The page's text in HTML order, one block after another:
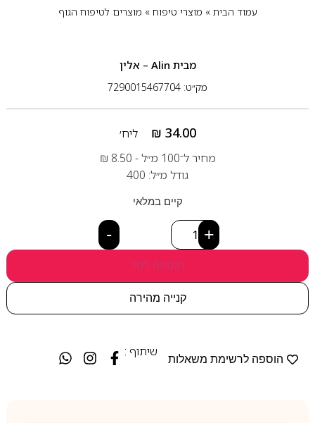
עמוד הבית» מוצרי טיפוח» מוצרים לטיפוח הגוף
מבית Alin – אלין
מק״ט: 7290015467704
₪ 34.00
ליח׳
מחיר ל־100 מ״ל -
₪ 8.50
גודל מ״ל: 400
קיים במלאי
- +
הוספה לסל
קנייה מהירה
הוספה לרשימת משאלות
שיתוף :